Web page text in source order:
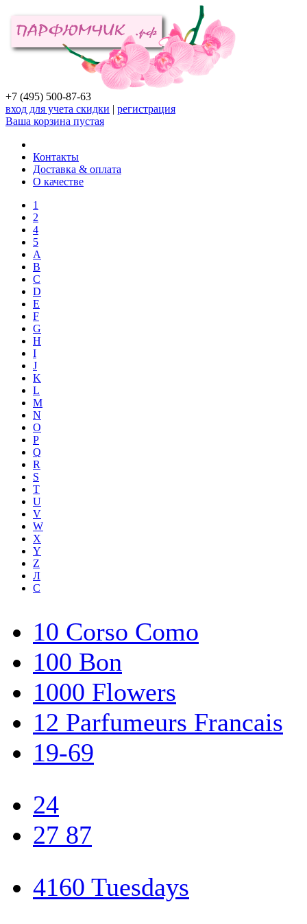
+7 (495) 500-87-63
вход для учета скидки | регистрация
Ваша корзина пустая
Контакты
Доставка & оплата
О качестве
1
2
4
5
A
B
C
D
E
F
G
H
I
J
K
L
M
N
O
P
Q
R
S
T
U
V
W
X
Y
Z
Л
С
10 Corso Como
100 Bon
1000 Flowers
12 Parfumeurs Francais
19-69
24
27 87
4160 Tuesdays